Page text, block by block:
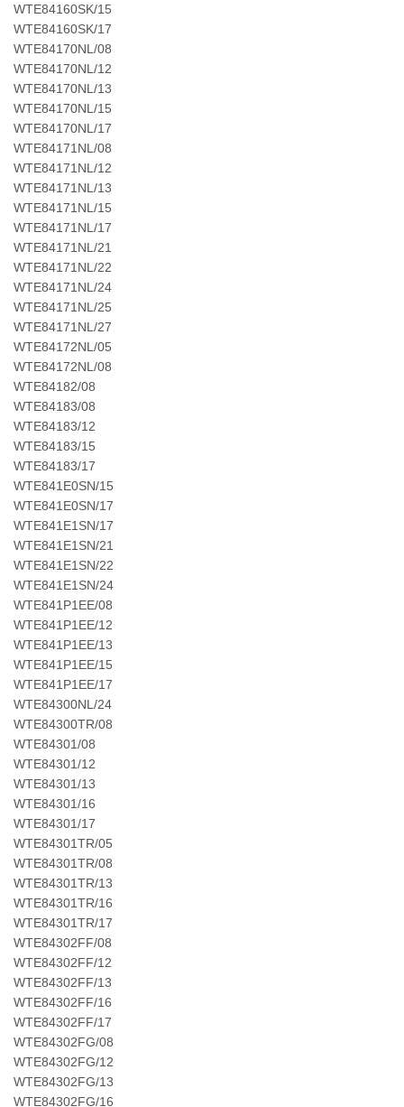
WTE84160SK/15
WTE84160SK/17
WTE84170NL/08
WTE84170NL/12
WTE84170NL/13
WTE84170NL/15
WTE84170NL/17
WTE84171NL/08
WTE84171NL/12
WTE84171NL/13
WTE84171NL/15
WTE84171NL/17
WTE84171NL/21
WTE84171NL/22
WTE84171NL/24
WTE84171NL/25
WTE84171NL/27
WTE84172NL/05
WTE84172NL/08
WTE84182/08
WTE84183/08
WTE84183/12
WTE84183/15
WTE84183/17
WTE841E0SN/15
WTE841E0SN/17
WTE841E1SN/17
WTE841E1SN/21
WTE841E1SN/22
WTE841E1SN/24
WTE841P1EE/08
WTE841P1EE/12
WTE841P1EE/13
WTE841P1EE/15
WTE841P1EE/17
WTE84300NL/24
WTE84300TR/08
WTE84301/08
WTE84301/12
WTE84301/13
WTE84301/16
WTE84301/17
WTE84301TR/05
WTE84301TR/08
WTE84301TR/13
WTE84301TR/16
WTE84301TR/17
WTE84302FF/08
WTE84302FF/12
WTE84302FF/13
WTE84302FF/16
WTE84302FF/17
WTE84302FG/08
WTE84302FG/12
WTE84302FG/13
WTE84302FG/16